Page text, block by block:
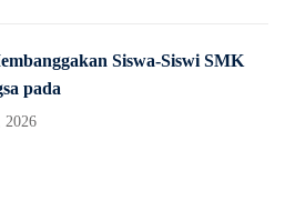
Siswa-Siswi SMK
pada
2026